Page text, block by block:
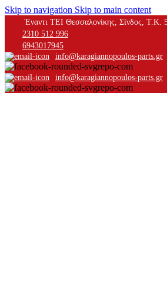
Skip to navigation Skip to main content
Έναντι ΤΕΙ Θεσσαλονίκης, Σίνδος, Τ.Κ.
2310 512 996
6943017945
info@karagiannopoulos-parts.gr
info@karagiannopoulos-parts.gr